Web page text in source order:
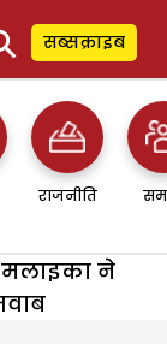
सब्सक्राइब
राजनीति
मलाइका ने